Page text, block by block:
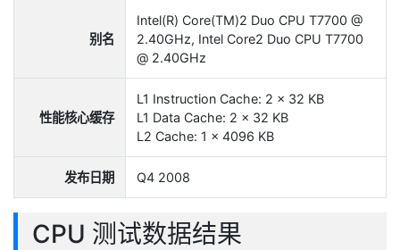
别名
Intel(R) Core(TM)2 Duo CPU T7700 @
2.40GHz, Intel Core2 Duo CPU T7700
@ 2.40GHz
性能核心缓存
L1 Instruction Cache: 2 x 32 KB
L1 Data Cache: 2 x 32 KB
L2 Cache: 1 x 4096 KB
发布日期 Q4 2008
CPU 测试数据结果